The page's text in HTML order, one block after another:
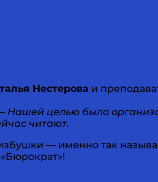
Нестерова и
Нашей целью было
читают.
— именно так